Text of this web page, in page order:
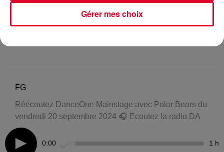
FG
Réécoutez DanceOne Mainstage avec Polar Bears du
vendredi 20 septembre 2024 🎧 Ecoutez la radio DA
0:00 1 h
Gérer mes choix